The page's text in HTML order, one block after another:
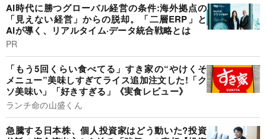
AI時代に勝つグローバル経営の条件:海外拠点の
「見えない経営」からの脱却。「二層ERP」と
AIが導く、リアルタイム·データ統合戦略とは
PR
「もう5回くらい食べてる」すき家の“やけくそ
メニュー”美味しすぎてライス追加注文した!「ク
ソ美味い」「好きすぎる」《実食レビュー》
ランチ命の山盛くん
急騰する日本株、個人投資家はどう動いた?投資